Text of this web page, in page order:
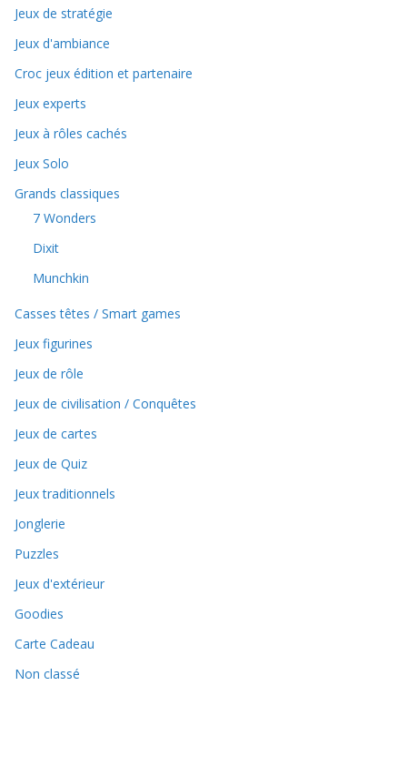
Jeux de stratégie
Jeux d'ambiance
Croc jeux édition et partenaire
Jeux experts
Jeux à rôles cachés
Jeux Solo
Grands classiques
7 Wonders
Dixit
Munchkin
Casses têtes / Smart games
Jeux figurines
Jeux de rôle
Jeux de civilisation / Conquêtes
Jeux de cartes
Jeux de Quiz
Jeux traditionnels
Jonglerie
Puzzles
Jeux d'extérieur
Goodies
Carte Cadeau
Non classé